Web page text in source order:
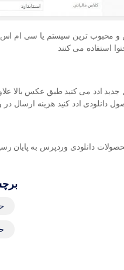
استفاده می کنند
ادد می کنید طبق عکس بالا
دانلودی ادد کنید هزینه ارسال
دانلودی وردپرس به پایان